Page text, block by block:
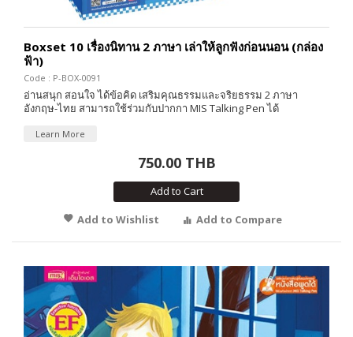
Boxset 10 เรื่องนิทาน 2 ภาษา เล่าให้ลูกฟังก่อนนอน (กล่อง
ฟ้า)
Code : P-BOX-0091
อ่านสนุก สอนใจ ได้ข้อคิด เสริมคุณธรรมและจริยธรรม 2 ภาษา
อังกฤษ-ไทย สามารถใช้ร่วมกับปากกา MIS Talking Pen ได้
Learn More
750.00 THB
Add to Cart
Add to Wishlist
Add to Compare